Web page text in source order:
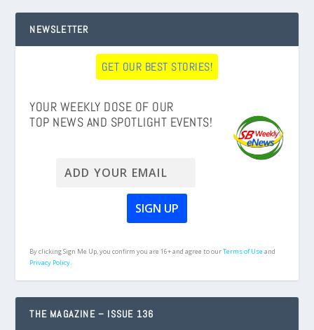
NEWSLETTER
GET OUR BEST STORIES!
YOUR WEEKLY DOSE OF OUR
TOP NEWS AND SPOTLIGHT EVENTS!
By clicking Sign Me Up, you confirm you are 16+ and agree to ourTerms of Useand
Privacy Policy.
THE MAGAZINE – ISSUE 136